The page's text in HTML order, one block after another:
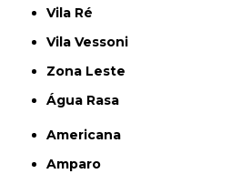
Vila Ré
Vila Vessoni
Zona Leste
Água Rasa
Americana
Amparo